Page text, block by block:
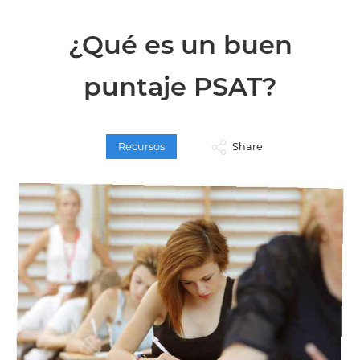
¿Qué es un buen
puntaje PSAT?
Recursos Share